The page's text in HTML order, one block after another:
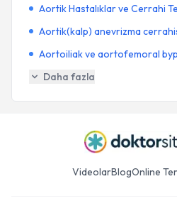
Aortik Hastalıklar ve Cerrahi
Aortik(kalp) anevrizma
Aortoiliak ve aortofemoral
Daha fazla
VideolarBlogOnline